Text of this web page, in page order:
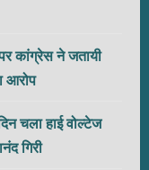
कांग्रेस ने जतायी
आरोप
चला हाई वोल्टेज
गिरी